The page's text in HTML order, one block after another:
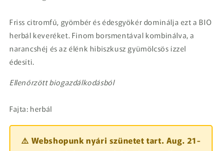
Friss citromfű, gyömbér és édesgyökér dominálja ezt a BIO
herbál keveréket. Finom borsmentával kombinálva, a
narancshéj és az élénk hibiszkusz gyümölcsös ízzel
édesíti.
Ellenőrzött biogazdálkodásból
Fajta: herbál
⚠️ Webshopunk nyári szünetet tart. Aug. 21-